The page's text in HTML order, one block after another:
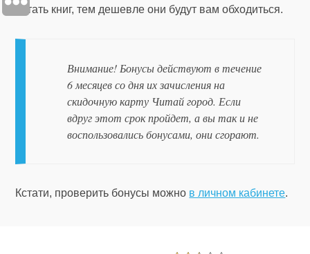
читать книг, тем дешевле они будут вам обходиться.
Внимание! Бонусы действуют в течение
6 месяцев со дня их зачисления на
скидочную карту Читай город. Если
вдруг этот срок пройдет, а вы так и не
воспользовались бонусами, они сгорают.
Кстати, проверить бонусы можно в личном кабинете.